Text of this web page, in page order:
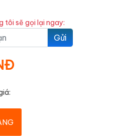
tôi sẽ gọi lại ngay:
Gửi